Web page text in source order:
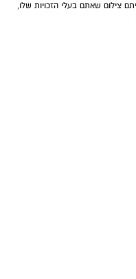
אם זיהיתם צילום שאתם בעלי הזכויות שלו,